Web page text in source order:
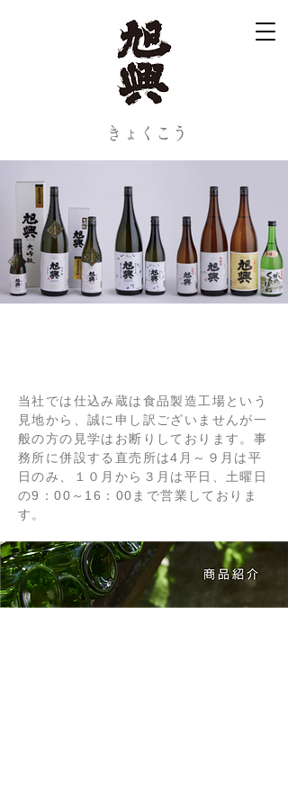
​きょくこう
当社では仕込み蔵は食品製造工場という
見地から、誠に申し訳ございませんが一
般の方の見学はお断りしております。事
務所に併設する直売所は4月～９月は平
日のみ、１０月から３月は平日、土曜日
の9：00～16：00まで営業しておりま
す。